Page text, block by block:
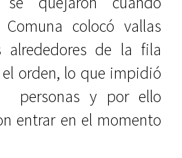
colocó vallas
alrededores de la fila
orden, lo que impidió
personas y por ello
entrar en el momento